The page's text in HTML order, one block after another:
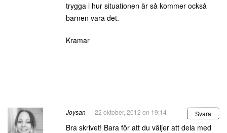
trygga i hur situationen är så kommer också
barnen vara det.
Kramar
Joysan 22 oktober, 2012 on 19:14 Svara
Bra skrivet! Bara för att du väljer att dela med